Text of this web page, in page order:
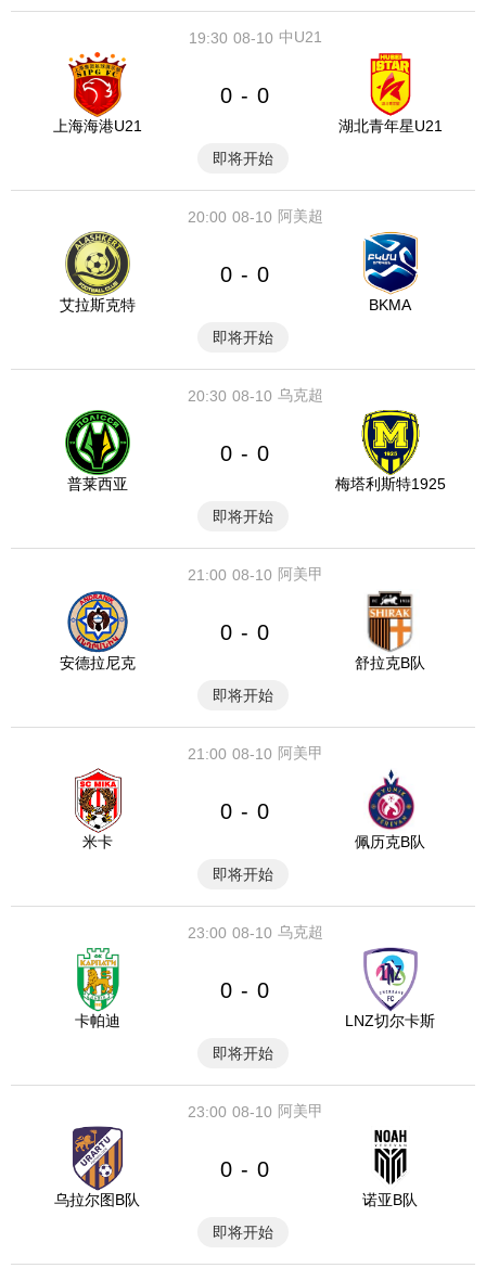
08-10
19:30 中U21
上海海港U21
0 - 0
湖北青年星U21
即将开始
08-10
20:00 阿美超
艾拉斯克特
0 - 0
BKMA
即将开始
08-10
20:30 乌克超
普莱西亚
0 - 0
梅塔利斯特1925
即将开始
08-10
21:00 阿美甲
安德拉尼克
0 - 0
舒拉克B队
即将开始
08-10
21:00 阿美甲
米卡
0 - 0
佩历克B队
即将开始
08-10
23:00 乌克超
卡帕迪
0 - 0
LNZ切尔卡斯
即将开始
08-10
23:00 阿美甲
乌拉尔图B队
0 - 0
诺亚B队
即将开始